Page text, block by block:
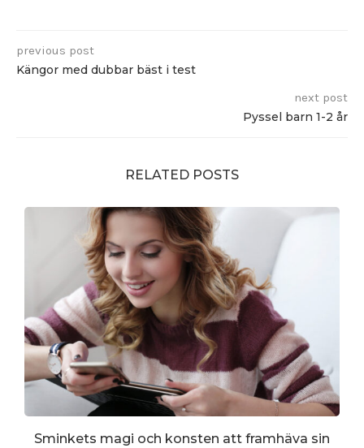
previous post
Kängor med dubbar bäst i test
next post
Pyssel barn 1-2 år
RELATED POSTS
Sminkets magi och konsten att framhäva sin